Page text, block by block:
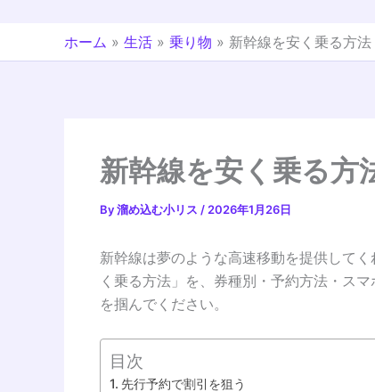
ホーム » 生活 » 乗り物 » 新幹線を安く乗る方
新幹線を安く乗る方
By溜め込む小リス / 2026年1月26日
新幹線は夢のような高速移動を提供して
く乗る方法」を、券種別・予約方法・ス
を掴んでください。
目次
先行予約で割引を狙う